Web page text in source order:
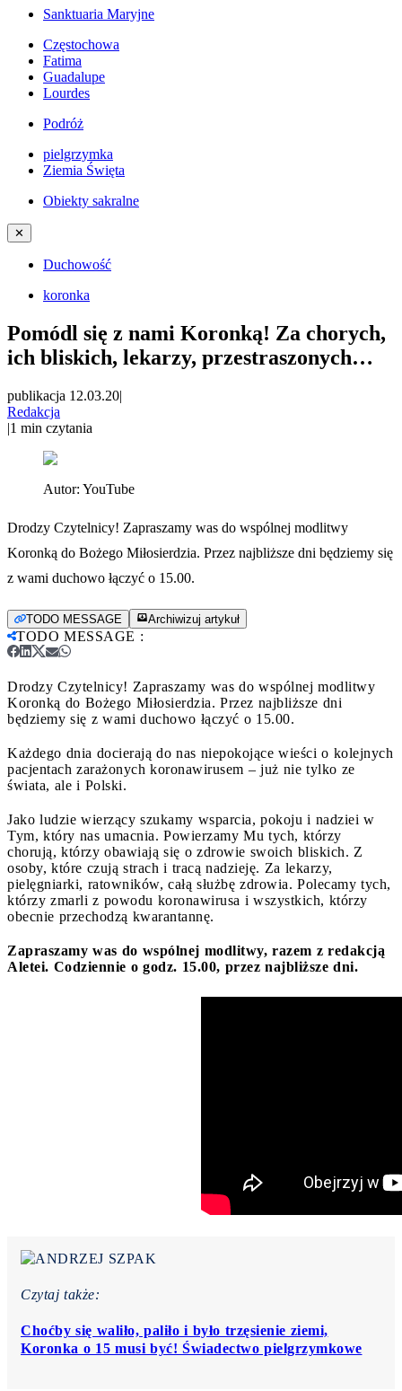
Sanktuaria Maryjne
Częstochowa
Fatima
Guadalupe
Lourdes
Podróż
pielgrzymka
Ziemia Święta
Obiekty sakralne
✕
Duchowość
koronka
Pomódl się z nami Koronką! Za chorych,
ich bliskich, lekarzy, przestraszonych…
publikacja 12.03.20|
Redakcja
|1 min czytania
Autor: YouTube
Drodzy Czytelnicy! Zapraszamy was do wspólnej modlitwy
Koronką do Bożego Miłosierdzia. Przez najbliższe dni będziemy się
z wami duchowo łączyć o 15.00.
TODO MESSAGE Archiwizuj artykuł
TODO MESSAGE :
Drodzy Czytelnicy! Zapraszamy was do wspólnej modlitwy
Koronką do Bożego Miłosierdzia. Przez najbliższe dni
będziemy się z wami duchowo łączyć o 15.00.
Każdego dnia docierają do nas niepokojące wieści o kolejnych
pacjentach zarażonych koronawirusem – już nie tylko ze
świata, ale i Polski.
Jako ludzie wierzący szukamy wsparcia, pokoju i nadziei w
Tym, który nas umacnia. Powierzamy Mu tych, którzy
chorują, którzy obawiają się o zdrowie swoich bliskich. Z
osoby, które czują strach i tracą nadzieję. Za lekarzy,
pielęgniarki, ratowników, całą służbę zdrowia. Polecamy tych,
którzy zmarli z powodu koronawirusa i wszystkich, którzy
obecnie przechodzą kwarantannę.
Zapraszamy was do wspólnej modlitwy, razem z redakcją
Aletei. Codziennie o godz. 15.00, przez najbliższe dni.
Czytaj także:
Choćby się waliło, paliło i było trzęsienie ziemi,
Koronka o 15 musi być! Świadectwo pielgrzymkowe